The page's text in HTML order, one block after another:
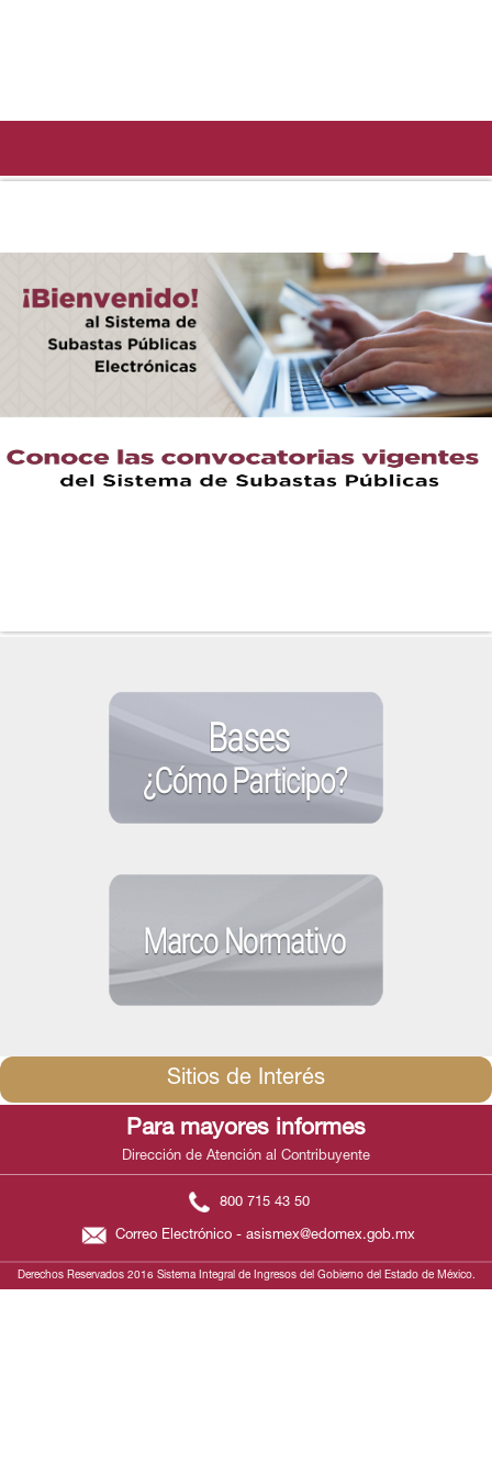
Sitios de Interés
Para mayores informes
Dirección de Atención al Contribuyente
800 715 43 50
Correo Electrónico - asismex@edomex.gob.mx
Derechos Reservados 2016 Sistema Integral de Ingresos del Gobierno del Estado de México.